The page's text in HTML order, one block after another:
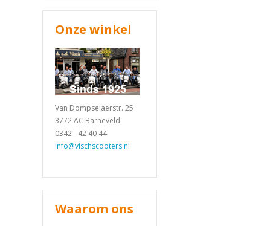
Onze winkel
Van Dompselaerstr. 25
3772 AC Barneveld
0342 - 42 40 44
info@vischscooters.nl
Waarom ons